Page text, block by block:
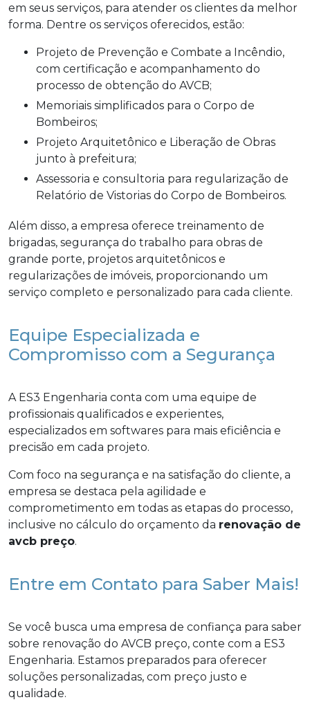
em seus serviços, para atender os clientes da melhor
forma. Dentre os serviços oferecidos, estão:
Projeto de Prevenção e Combate a Incêndio,
com certificação e acompanhamento do
processo de obtenção do AVCB;
Memoriais simplificados para o Corpo de
Bombeiros;
Projeto Arquitetônico e Liberação de Obras
junto à prefeitura;
Assessoria e consultoria para regularização de
Relatório de Vistorias do Corpo de Bombeiros.
Além disso, a empresa oferece treinamento de
brigadas, segurança do trabalho para obras de
grande porte, projetos arquitetônicos e
regularizações de imóveis, proporcionando um
serviço completo e personalizado para cada cliente.
Equipe Especializada e
Compromisso com a Segurança
A ES3 Engenharia conta com uma equipe de
profissionais qualificados e experientes,
especializados em softwares para mais eficiência e
precisão em cada projeto.
Com foco na segurança e na satisfação do cliente, a
empresa se destaca pela agilidade e
comprometimento em todas as etapas do processo,
inclusive no cálculo do orçamento da renovação de
avcb preço.
Entre em Contato para Saber Mais!
Se você busca uma empresa de confiança para saber
sobre renovação do AVCB preço, conte com a ES3
Engenharia. Estamos preparados para oferecer
soluções personalizadas, com preço justo e
qualidade.